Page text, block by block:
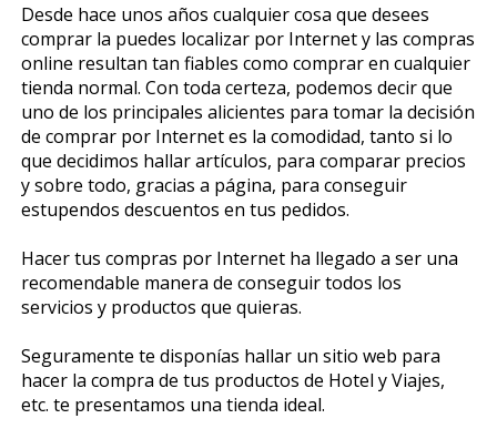
Desde hace unos años cualquier cosa que desees
comprar la puedes localizar por Internet y las compras
online resultan tan fiables como comprar en cualquier
tienda normal. Con toda certeza, podemos decir que
uno de los principales alicientes para tomar la decisión
de comprar por Internet es la comodidad, tanto si lo
que decidimos hallar artículos, para comparar precios
y sobre todo, gracias a página, para conseguir
estupendos descuentos en tus pedidos.
Hacer tus compras por Internet ha llegado a ser una
recomendable manera de conseguir todos los
servicios y productos que quieras.
Seguramente te disponías hallar un sitio web para
hacer la compra de tus productos de Hotel y Viajes,
etc. te presentamos una tienda ideal.